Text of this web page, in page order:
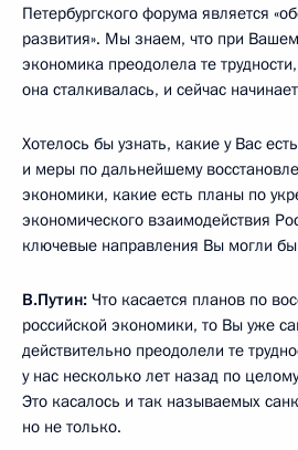
Петербургского форума является
развития». Мы знаем, что при Вашем
экономика преодолела те
она сталкивалась, и сейчас
Хотелось бы узнать, какие у Вас
и меры по дальнейшему
экономики, какие есть планы по
экономического взаимодействия
ключевые направления Вы могли
В.Путин: Что касается планов по
российской экономики, то Вы уже
действительно преодолели те
у нас несколько лет назад по
Это касалось и так называемых
но не только.